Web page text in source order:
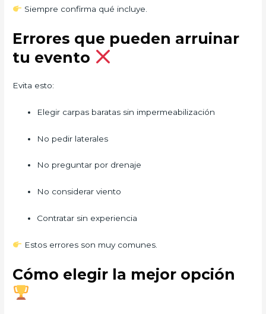
Siempre confirma qué incluye.
Errores que pueden arruinar
tu evento
Evita esto:
Elegir carpas baratas sin impermeabilización
No pedir laterales
No preguntar por drenaje
No considerar viento
Contratar sin experiencia
Estos errores son muy comunes.
Cómo elegir la mejor opción